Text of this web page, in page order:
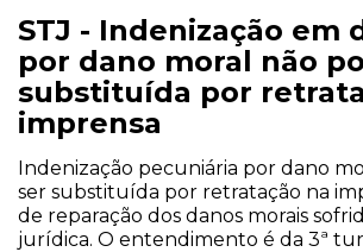
STJ - Indenização em
por dano moral não
substituída por
imprensa
Indenização pecuniária por dano
ser substituída por retratação na
de reparação dos danos morais
jurídica. O entendimento é da 3ª